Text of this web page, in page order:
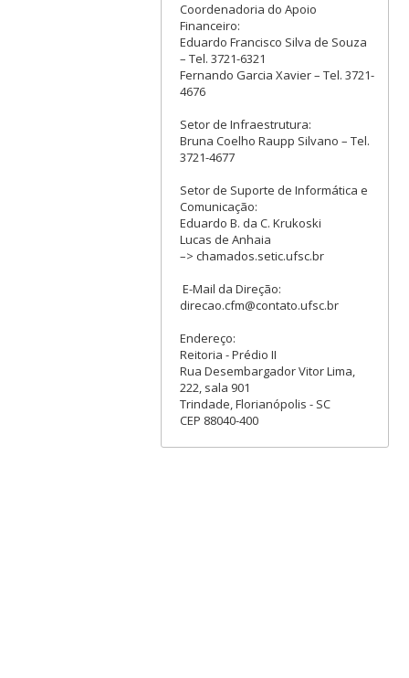
Coordenadoria do Apoio
Financeiro:
Eduardo Francisco Silva de Souza
– Tel. 3721-6321
Fernando Garcia Xavier – Tel. 3721-
4676
Setor de Infraestrutura:
Bruna Coelho Raupp Silvano – Tel.
3721-4677
Setor de Suporte de Informática e
Comunicação:
Eduardo B. da C. Krukoski
Lucas de Anhaia
–> chamados.setic.ufsc.br
E-Mail da Direção:
direcao.cfm@contato.ufsc.br
Endereço:
Reitoria - Prédio II
Rua Desembargador Vitor Lima,
222, sala 901
Trindade, Florianópolis - SC
CEP 88040-400